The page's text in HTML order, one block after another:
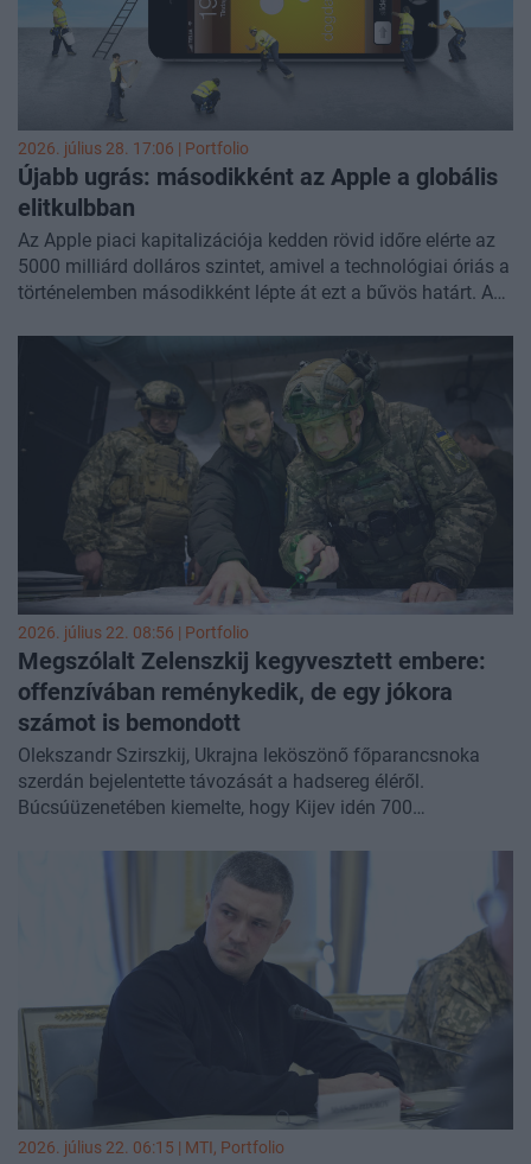
2026. július 28. 17:06 | Portfolio
Újabb ugrás: másodikként az Apple a globális
elitkulbban
Az Apple piaci kapitalizációja kedden rövid időre elérte az
5000 milliárd dolláros szintet, amivel a technológiai óriás a
történelemben másodikként lépte át ezt a bűvös határt. A
mérföldkövet, hogy 2025 októberében átlépte a 4000
milliárd dolláros értéket - számolt be a Yahoo
2026. július 22. 08:56 | Portfolio
Megszólalt Zelenszkij kegyvesztett embere:
offenzívában reménykedik, de egy jókora
számot is bemondott
Olekszandr Szirszkij, Ukrajna leköszönő főparancsnoka
szerdán bejelentette távozását a hadsereg éléről.
Búcsúüzenetében kiemelte, hogy Kijev idén 700
2026. július 22. 06:15 | MTI, Portfolio